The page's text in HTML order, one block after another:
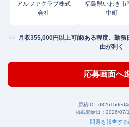
アルファクラブ株式
会社
福島県いわき市
中町
月収355,000円以上可能/ある程度、勤務
由が利く
応募画面へ
原稿ID：
掲載開始日： 2026/07/
問題を報告する